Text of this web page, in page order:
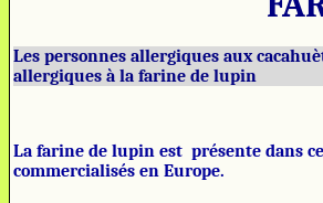
Les personnes allergiques aux
allergiques à la farine de lupin
La farine de lupin est présente dans
commercialisés en Europe.